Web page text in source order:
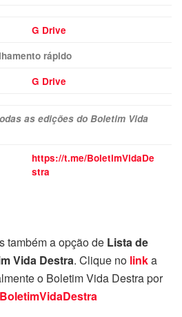
G Drive
rápido
G Drive
as edições do Boletim Vida
https://t.me/BoletimVidaDe
stra
também a opção de Lista de
Vida Destra. Clique no linka
o Boletim Vida Destra por